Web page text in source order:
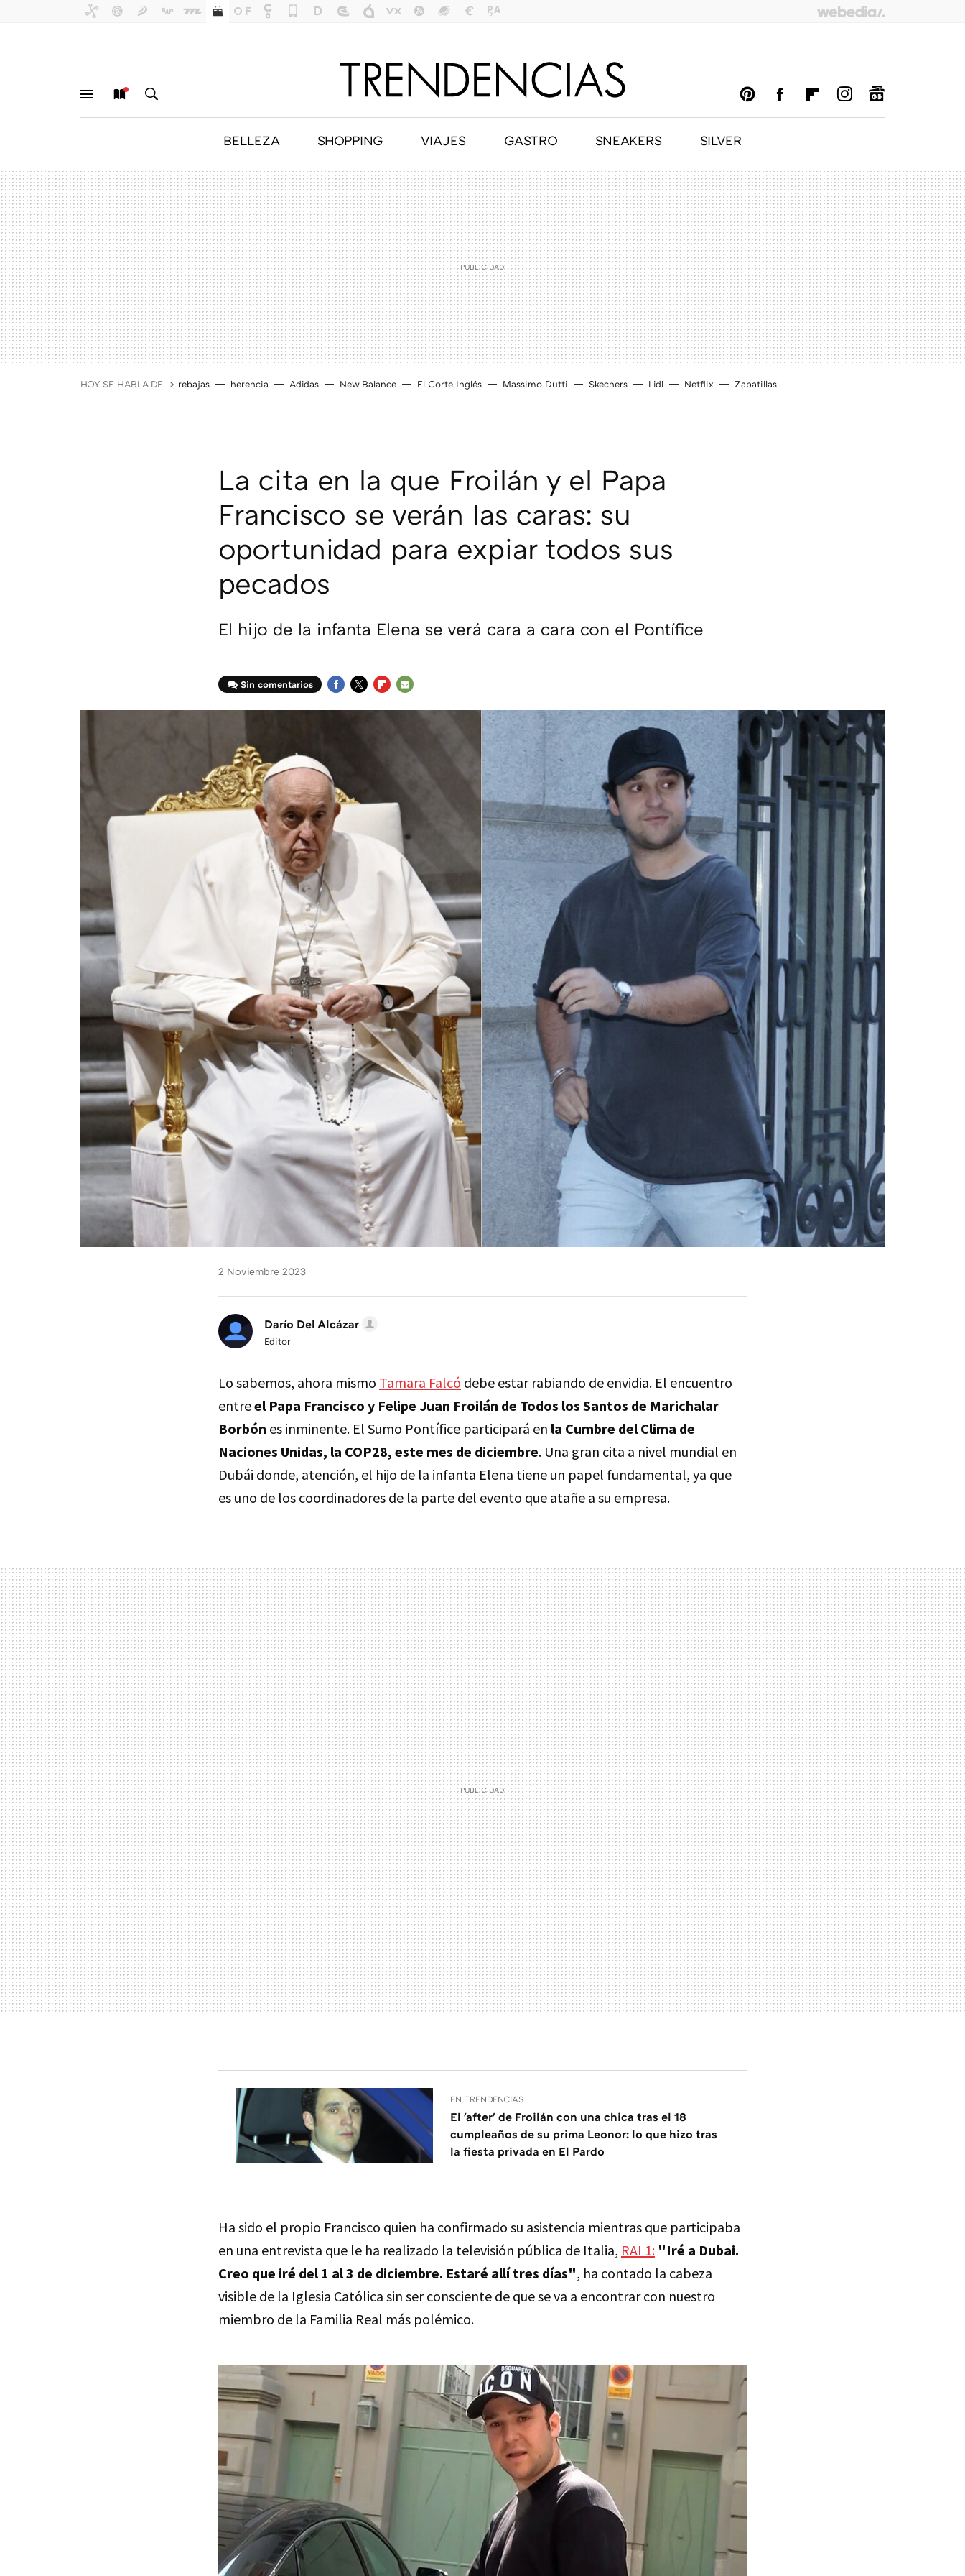
BELLEZA SHOPPING VIAJES GASTRO SNEAKERS SILVER
HOY SE HABLA DE rebajas herencia Adidas New Balance El Corte Inglés Massimo Dutti Skechers Lidl Netflix Zapatillas
La cita en la que Froilán y el Papa
Francisco se verán las caras: su
oportunidad para expiar todos sus
pecados
El hijo de la infanta Elena se verá cara a cara con el Pontífice
Sin comentarios
MAIL
2 Noviembre 2023
Darío Del Alcázar
Editor
Lo sabemos, ahora mismo Tamara Falcó debe estar rabiando de envidia. El encuentro
entreel Papa Francisco y Felipe Juan Froilán de Todos los Santos de Marichalar
Borbón es inminente. El Sumo Pontífice participará en la Cumbre del Clima de
Naciones Unidas, la COP28, este mes de diciembre. Una gran cita a nivel mundial en
Dubái donde, atención, el hijo de la infanta Elena tiene un papel fundamental, ya que
es uno de los coordinadores de la parte del evento que atañe a su empresa.
EN TRENDENCIAS
El 'after' de Froilán con una chica tras el 18
cumpleaños de su prima Leonor: lo que hizo tras
la fiesta privada en El Pardo
Ha sido el propio Francisco quien ha confirmado su asistencia mientras que participaba
en una entrevista que le ha realizado la televisión pública de Italia, RAI 1: "Iré a Dubai.
Creo que iré del 1 al 3 de diciembre. Estaré allí tres días", ha contado la cabeza
visible de la Iglesia Católica sin ser consciente de que se va a encontrar con nuestro
miembro de la Familia Real más polémico.